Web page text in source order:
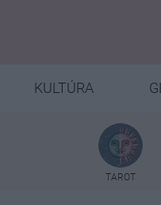
KULTÚRA
TAROT